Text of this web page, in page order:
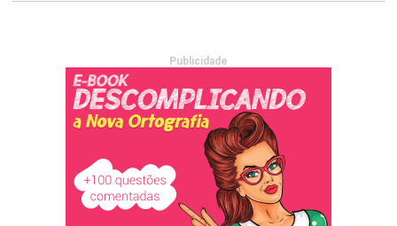
Publicidade